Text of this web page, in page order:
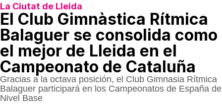
La Ciutat de Lleida
El Club Gimnàstica Rítmica
Balaguer se consolida como
el mejor de Lleida en el
Campeonato de Cataluña
Gracias a la octava posición, el Club Gimnasia Rítmica
Balaguer participará en los Campeonatos de España de
Nivel Base